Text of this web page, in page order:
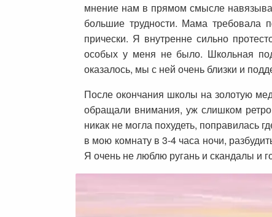
мнение нам в прямом смысле
большие трудности. Мама требовала
прически. Я внутренне сильно
особых у меня не было. Школьная
оказалось, мы с ней очень близки и
После окончания школы на золотую
обращали внимания, уж слишком
никак не могла похудеть, поправилась
в мою комнату в 3-4 часа ночи,
Я очень не люблю ругань и скандалы и